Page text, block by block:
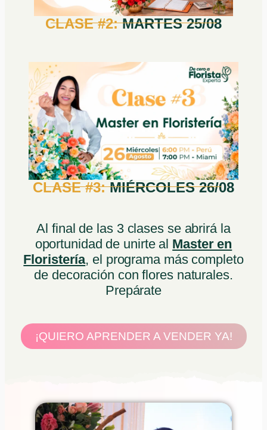
CLASE #2:MARTES 25/08
CLASE #3:MIÉRCOLES 26/08
Al final de las 3 clases se abrirá la
oportunidad de unirte al Master en
Floristería, el programa más completo
de decoración con flores naturales.
Prepárate
¡QUIERO APRENDER A VENDER YA!